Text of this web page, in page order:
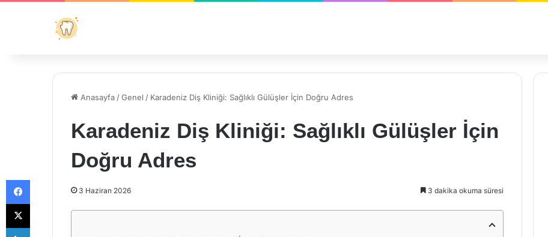
Anasayfa /Genel / Karadeniz Diş Kliniği: Sağlıklı Gülüşler İçin Doğru Adres
Karadeniz Diş Kliniği: Sağlıklı Gülüşler İçin
Doğru Adres
3 Haziran 2026 3 dakika okuma süresi
Facebook
X
LinkedIn